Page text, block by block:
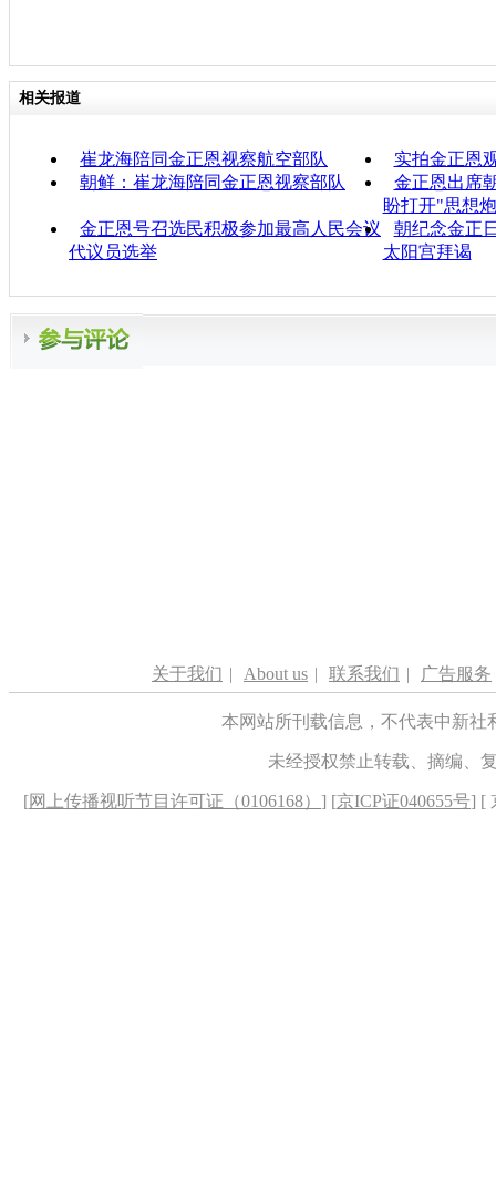
相关报道
崔龙海陪同金正恩视察航空部队
实拍金正恩
朝鲜：崔龙海陪同金正恩视察部队
金正恩出席
盼打开"思想
金正恩号召选民积极参加最高人民会议
代议员选举
朝纪念金正
太阳宫拜谒
关于我们 | About us | 联系我们 | 广告服务
本网站所刊载信息，不代表中新
未经授权禁止转载、摘编、
[网上传播视听节目许可证（0106168） ] [京ICP证040655号] [